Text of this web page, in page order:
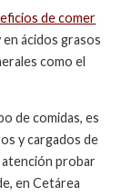
de comer
ácidos grasos
como el
de comidas, es
y cargados de
atención probar
en Cetárea